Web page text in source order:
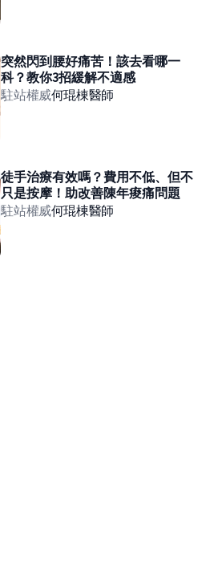
突然閃到腰好痛苦！該去看哪一
科？教你3招緩解不適感
駐站權威何琨棟醫師
徒手治療有效嗎？費用不低、但不
只是按摩！助改善陳年痠痛問題
駐站權威何琨棟醫師